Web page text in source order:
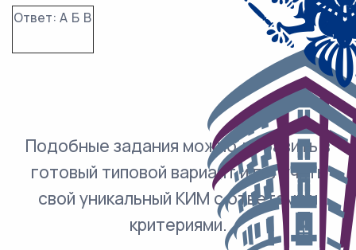
Ответ: А Б В
Подобные задания можно добавить в
готовый типовой вариант и получить
свой уникальный КИМ с ответами и
критериями.